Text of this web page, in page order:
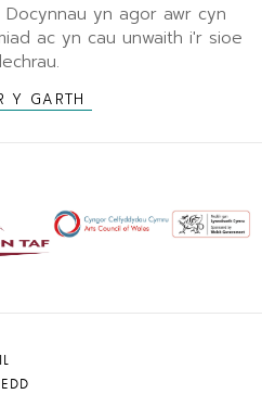
yn agor awr cyn
ac yn cau unwaith i'r sioe
Y GARTH